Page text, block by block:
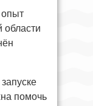
опыт
области
помочь